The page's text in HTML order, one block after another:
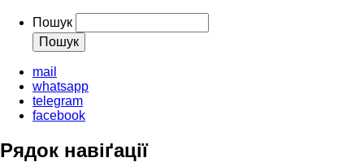
Пошук
mail
whatsapp
telegram
facebook
Рядок навіґації